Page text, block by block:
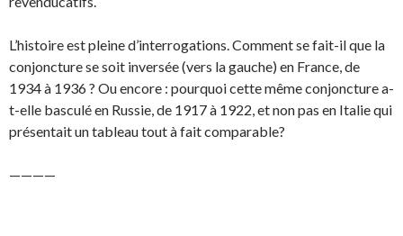
L’histoire est pleine d’interrogations. Comment se fait-il que la
conjoncture se soit inversée (vers la gauche) en France, de
1934 à 1936 ? Ou encore : pourquoi cette même conjoncture a-
t-elle basculé en Russie, de 1917 à 1922, et non pas en Italie qui
présentait un tableau tout à fait comparable?
————